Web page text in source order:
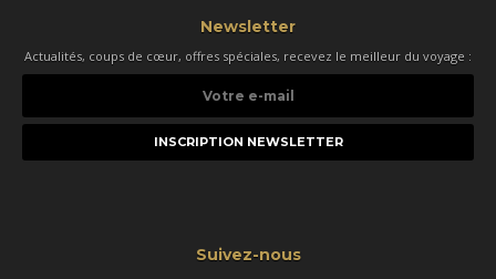
Newsletter
Actualités, coups de cœur, offres spéciales, recevez le meilleur du voyage :
e-
Suivez-nous